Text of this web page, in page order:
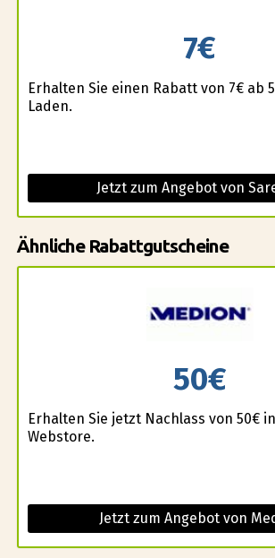
7€
Erhalten Sie einen Rabatt von 7€ ab
Laden.
Jetzt zum Angebot von
Ähnliche Rabattgutscheine
50€
Erhalten Sie jetzt Nachlass von 50€
Webstore.
Jetzt zum Angebot von